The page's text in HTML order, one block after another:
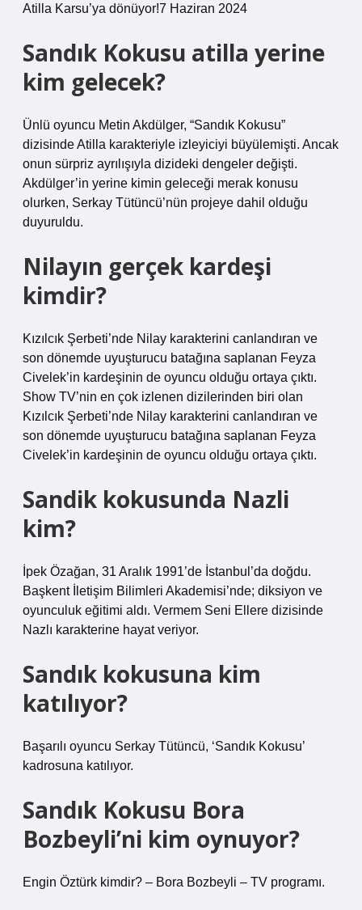
Atilla Karsu’ya dönüyor!7 Haziran 2024
Sandık Kokusu atilla yerine
kim gelecek?
Ünlü oyuncu Metin Akdülger, “Sandık Kokusu”
dizisinde Atilla karakteriyle izleyiciyi büyülemişti. Ancak
onun sürpriz ayrılışıyla dizideki dengeler değişti.
Akdülger’in yerine kimin geleceği merak konusu
olurken, Serkay Tütüncü’nün projeye dahil olduğu
duyuruldu.
Nilayın gerçek kardeşi
kimdir?
Kızılcık Şerbeti’nde Nilay karakterini canlandıran ve
son dönemde uyuşturucu batağına saplanan Feyza
Civelek’in kardeşinin de oyuncu olduğu ortaya çıktı.
Show TV’nin en çok izlenen dizilerinden biri olan
Kızılcık Şerbeti’nde Nilay karakterini canlandıran ve
son dönemde uyuşturucu batağına saplanan Feyza
Civelek’in kardeşinin de oyuncu olduğu ortaya çıktı.
Sandik kokusunda Nazli
kim?
İpek Özağan, 31 Aralık 1991’de İstanbul’da doğdu.
Başkent İletişim Bilimleri Akademisi’nde; diksiyon ve
oyunculuk eğitimi aldı. Vermem Seni Ellere dizisinde
Nazlı karakterine hayat veriyor.
Sandık kokusuna kim
katılıyor?
Başarılı oyuncu Serkay Tütüncü, ‘Sandık Kokusu’
kadrosuna katılıyor.
Sandık Kokusu Bora
Bozbeyli’ni kim oynuyor?
Engin Öztürk kimdir? – Bora Bozbeyli – TV programı.